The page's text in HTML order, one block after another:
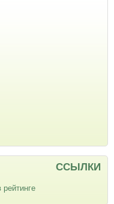
ССЫЛКИ
рейтинге